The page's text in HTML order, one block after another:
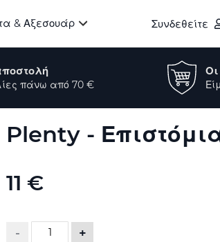
& Αξεσουάρ Συνδεθείτε
πάνω από 70 €
Plenty -
11 €
- +